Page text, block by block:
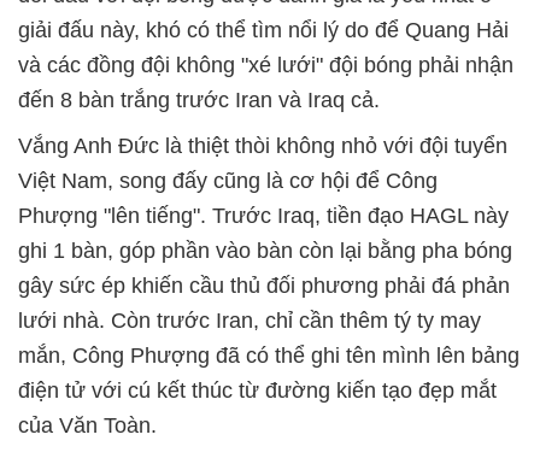
giải đấu này, khó có thể tìm nổi lý do để Quang Hải
và các đồng đội không "xé lưới" đội bóng phải nhận
đến 8 bàn trắng trước Iran và Iraq cả.
Vắng Anh Đức là thiệt thòi không nhỏ với đội tuyển
Việt Nam, song đấy cũng là cơ hội để Công
Phượng "lên tiếng". Trước Iraq, tiền đạo HAGL này
ghi 1 bàn, góp phần vào bàn còn lại bằng pha bóng
gây sức ép khiến cầu thủ đối phương phải đá phản
lưới nhà. Còn trước Iran, chỉ cần thêm tý ty may
mắn, Công Phượng đã có thể ghi tên mình lên bảng
điện tử với cú kết thúc từ đường kiến tạo đẹp mắt
của Văn Toàn.